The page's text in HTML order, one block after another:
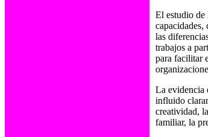
El estudio de
capacidades,
las
trabajos a
para facilitar
La evidencia
influido
creatividad,
familiar, la